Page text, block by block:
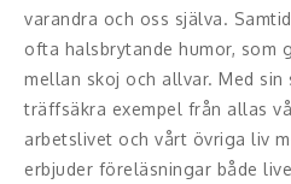
Ljus och belysning
Komiker
Konst
varandra och oss själva.
ofta halsbrytande humor, som
mellan skoj och allvar. Med sin
träffsäkra exempel från allas
arbetslivet och vårt övriga liv
erbjuder föreläsningar både